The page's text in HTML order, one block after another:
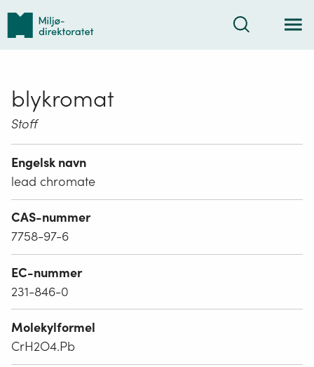
Tilbake
forsiden
Søk
blykromat
Stoff
Engelsk navn
lead chromate
CAS-nummer
7758-97-6
EC-nummer
231-846-0
Molekylformel
CrH2O4.Pb